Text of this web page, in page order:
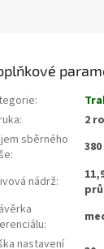
:
:
2
sběrného
:
nádrž:
:
nastavení